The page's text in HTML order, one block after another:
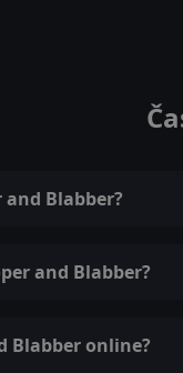
Blabber?
and Blabber?
Blabber online?